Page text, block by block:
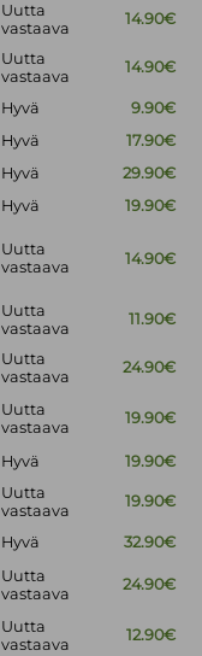
Uutta
vastaava
14.90€
Uutta
vastaava
14.90€
Hyvä
9.90€
Hyvä
17.90€
Hyvä
29.90€
Hyvä
19.90€
Uutta
vastaava
14.90€
Uutta
vastaava
11.90€
Uutta
vastaava
24.90€
Uutta
vastaava
19.90€
Hyvä 19.90€
Uutta
vastaava
19.90€
Hyvä
32.90€
Uutta
vastaava
24.90€
Uutta
vastaava
12.90€